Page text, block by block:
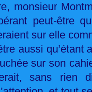
monsieur
peut-être
sur elle
aussi qu’étant
sur son
sans rien